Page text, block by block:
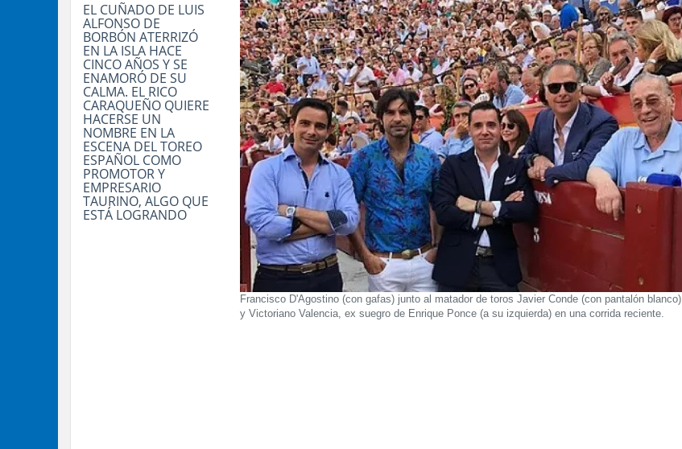
Francisco D'Agostino (con gafas) junto al matador de toros Javier Conde (con pantalón blanco)
y Victoriano Valencia, ex suegro de Enrique Ponce (a su izquierda) en una corrida reciente.
EL CUÑADO DE LUIS
ALFONSO DE
BORBÓN ATERRIZÓ
EN LA ISLA HACE
CINCO AÑOS Y SE
ENAMORÓ DE SU
CALMA. EL RICO
CARAQUEÑO QUIERE
HACERSE UN
NOMBRE EN LA
ESCENA DEL TOREO
ESPAÑOL COMO
PROMOTOR Y
EMPRESARIO
TAURINO, ALGO QUE
ESTÁ LOGRANDO